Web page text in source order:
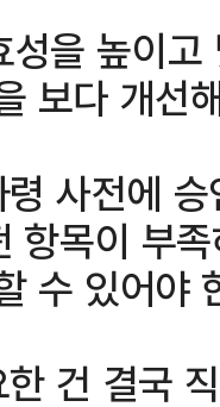
을 높이
보다 개선
사전에
항목이 부
수 있어야
건 결국